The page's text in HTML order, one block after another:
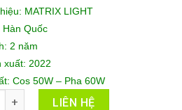
MATRIX LIGHT
Hàn Quốc
2 năm
xuất: 2022
Cos 50W – Pha 60W
Matrix Light M1 Max quantity
LIÊN HỆ